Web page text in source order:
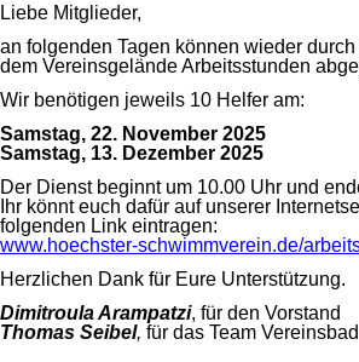
Liebe Mitglieder,
an folgenden Tagen können wieder
dem Vereinsgelände Arbeitsstunden
Wir benötigen jeweils 10 Helfer am:
Samstag, 22. November 2025
Samstag, 13. Dezember 2025
Der Dienst beginnt um 10.00 Uhr und
Ihr könnt euch dafür auf unserer
folgenden Link eintragen:
www.hoechster-schwimmverein.de/
Herzlichen Dank für Eure Unterstützung.
Dimitroula Arampatzi, für den Vorstand
Thomas Seibel, für das Team Vereinsbad